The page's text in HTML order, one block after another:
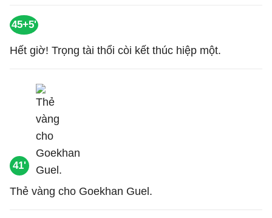
45+5'
Hết giờ! Trọng tài thổi còi kết thúc hiệp một.
41'
Thẻ vàng cho Goekhan Guel.